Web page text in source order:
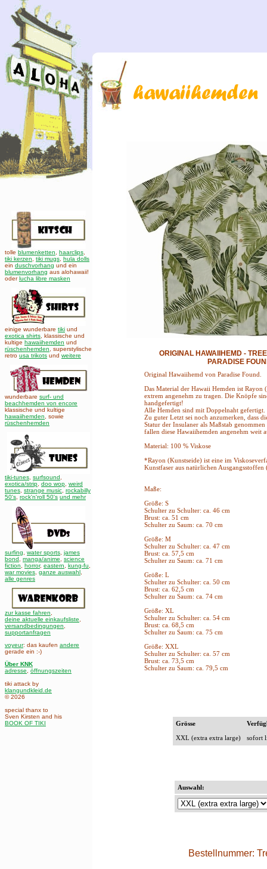
tolle blumenketten haarclips
tiki kerzen
tiki mugs hula dolls
ein duschvorhang und ein
blumenvorhang aus alohawaii!
oderlucha libre masken
einige wunderbare tiki und
exotica shirts , klassische und
kultige hawaiihemden und
rüschenhemden , superstylische
retro usa trikots und weitere
wunderbare surf- und
beachhemden von encore
klassische und kultige
hawaiihemden
sowie
rüschenhemden
tiki-tunes surfsound
exotica/strip doo wop weird
tunes strange music rockabilly
50's rock'n'roll 50's und mehr
surfing water sports james
bond
manga/anime
science
fiction
horror, eastern kung-fu
war movies ganze auswahl
alle genres
zur kasse fahren
deine aktuelle einkaufsliste
versandbedingungen
supportanfragen
voyeur: das kaufen andere
gerade ein :-)
Über KNK
adresse
öffnungszeiten
tiki attack by
klangundkleid.de
© 2026
special thanx to
Sven Kirsten and his
BOOK OF TIKI
ORIGINAL HAWAIIHEMD -
PARADISE
Original Hawaiihemd von Paradise Found.
Das Material der Hawaii Hemden ist Rayon
extrem angenehm zu tragen. Die Knöpfe
handgefertigt!
Alle Hemden sind mit Doppelnaht gefertigt.
Zu guter Letzt sei noch anzumerken, dass
Statur der Insulaner als Maßstab
fallen diese Hawaiihemden angenehm weit
Material: 100 % Viskose
*Rayon (Kunstseide) ist eine im
Kunstfaser aus natürlichen Ausgangsstoffen
Maße:
Größe: S
Schulter zu Schulter: ca. 46 cm
Brust: ca. 51 cm
Schulter zu Saum: ca. 70 cm
Größe: M
Schulter zu Schulter: ca. 47 cm
Brust: ca. 57,5 cm
Schulter zu Saum: ca. 71 cm
Größe: L
Schulter zu Schulter: ca. 50 cm
Brust: ca. 62,5 cm
Schulter zu Saum: ca. 74 cm
Größe: XL
Schulter zu Schulter: ca. 54 cm
Brust: ca. 68,5 cm
Schulter zu Saum: ca. 75 cm
Größe: XXL
Schulter zu Schulter: ca. 57 cm
Brust: ca. 73,5 cm
Schulter zu Saum: ca. 79,5 cm
Grösse
XXL (extra extra large)
sofort
Auswahl:
Bestellnummer: